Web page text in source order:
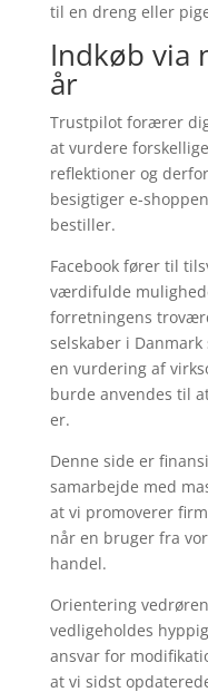
til en dreng eller
Indkøb via
år
Trustpilot forærer
at vurdere
reflektioner og
besigtiger e-
bestiller.
Facebook fører til
værdifulde
forretningens
selskaber i
en vurdering af
burde anvendes til
er.
Denne side er
samarbejde med
at vi promoverer
når en bruger fra
handel.
Orientering
vedligeholdes
ansvar for
at vi sidst